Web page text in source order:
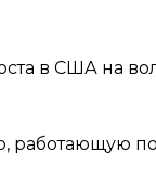
в США на
работающую